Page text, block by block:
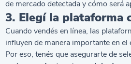
de mercado detectada y cómo será
3. Elegí la plataforma
Cuando vendés en línea, las
influyen de manera importante en el
Por eso, tenés que asegurarte de